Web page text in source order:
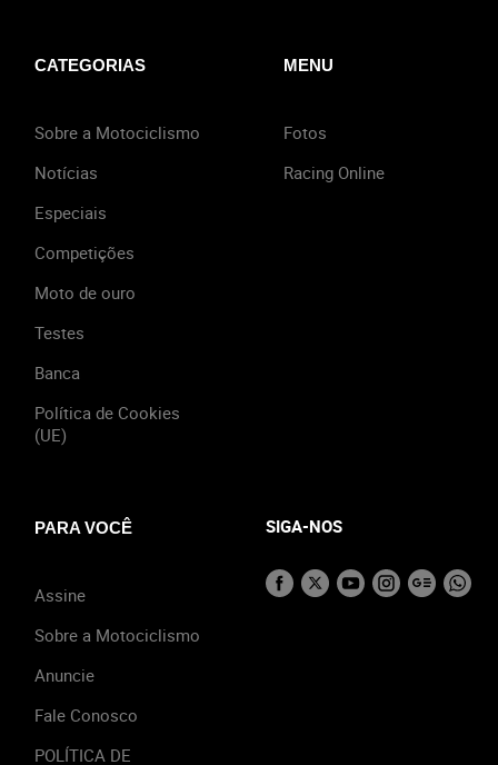
CATEGORIAS
Sobre a Motociclismo
Notícias
Especiais
Competições
Moto de ouro
Testes
Banca
Política de Cookies
(UE)
MENU
Fotos
Racing Online
PARA VOCÊ
Assine
Sobre a Motociclismo
Anuncie
Fale Conosco
POLÍTICA DE
SIGA-NOS